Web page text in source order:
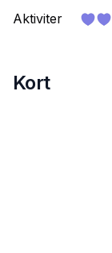
Aktiviter
Kort